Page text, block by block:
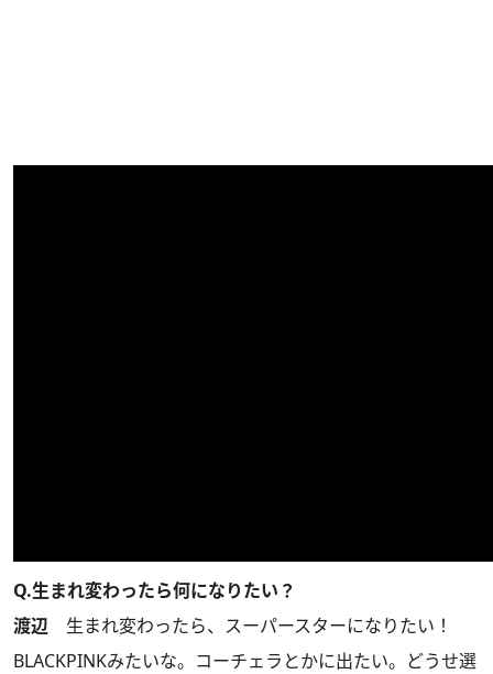
Q.生まれ変わったら何になりたい？
渡辺 生まれ変わったら、スーパースターになりたい！
BLACKPINKみたいな。コーチェラとかに出たい。どうせ選